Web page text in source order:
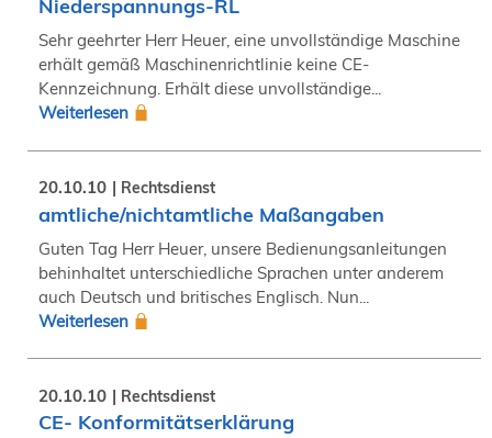
Niederspannungs-RL
Sehr geehrter Herr Heuer, eine unvollständige Maschine
erhält gemäß Maschinenrichtlinie keine CE-
Kennzeichnung. Erhält diese unvollständige...
Weiterlesen
20.10.10 Rechtsdienst
amtliche/nichtamtliche Maßangaben
Guten Tag Herr Heuer, unsere Bedienungsanleitungen
behinhaltet unterschiedliche Sprachen unter anderem
auch Deutsch und britisches Englisch. Nun...
Weiterlesen
20.10.10 Rechtsdienst
CE- Konformitätserklärung